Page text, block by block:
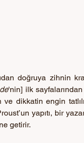
doğruya zihnin
'nin] ilk
dikkatin engin
yapıtı, bir
getirir.